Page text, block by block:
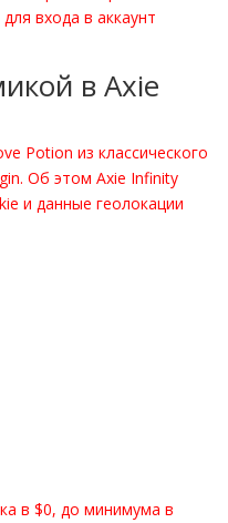
входа в аккаунт
в Axie
Potion из классического
Об этом Axie Infinity
и данные геолокации
в $0, до минимума в